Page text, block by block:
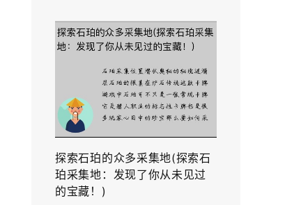
探索石珀的众多采集地(探索石
珀采集地：发现了你从未见过
的宝藏！)